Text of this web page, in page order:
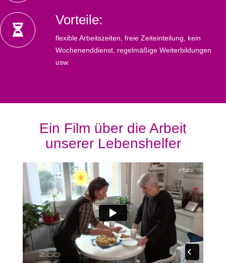
Vorteile:
flexible Arbeitszeiten, freie Zeiteinteilung, kein
Wochenenddienst, regelmäßige Weiterbildungen
usw.
Ein Film über die Arbeit
unserer Lebenshelfer